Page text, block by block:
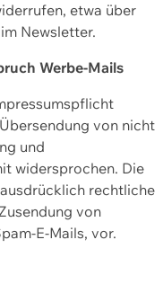
etwa über
Newsletter.
Werbe-Mails
von nicht
und
widersprochen. Die
rechtliche
von
E-Mails, vor.